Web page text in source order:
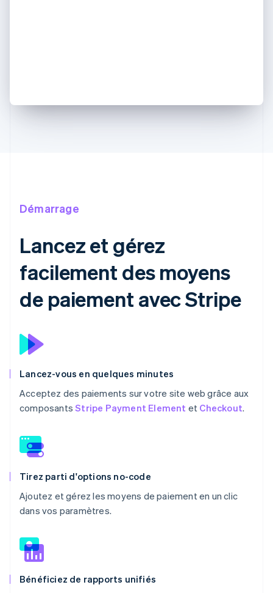
Démarrage
Lancez et gérez
facilement des moyens
de paiement avec Stripe
Lancez-vous en quelques minutes
Acceptez des paiements sur votre site web grâce aux
composantsStripe Payment Element et Checkout.
Tirez parti d'options no-code
Ajoutez et gérez les moyens de paiement en un clic
dans vos paramètres.
Bénéficiez de rapports unifiés